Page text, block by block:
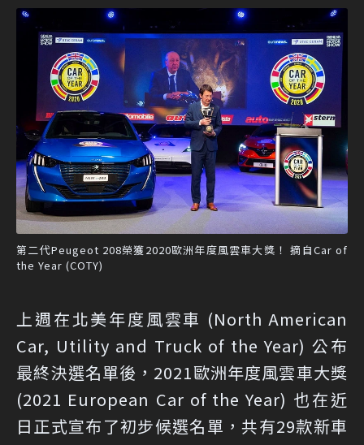
第二代Peugeot 208榮獲2020歐洲年度風雲車大獎！ 摘自Car of
the Year (COTY)
上週在北美年度風雲車 (North American
Car, Utility and Truck of the Year) 公布
最終決選名單後，2021歐洲年度風雲車大獎
(2021 European Car of the Year) 也在近
日正式宣布了初步候選名單，共有29款新車